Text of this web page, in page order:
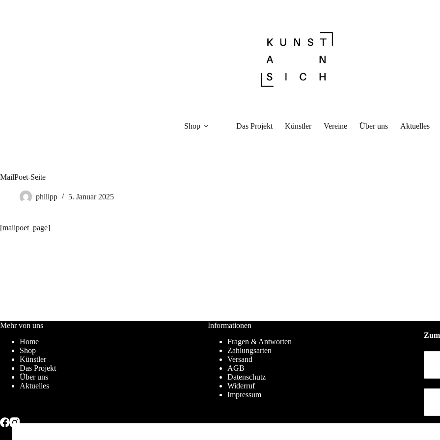
Shop Das Projekt Künstler Vereine Über uns Aktuelles
MailPoet-Seite
philipp 5. Januar 2025
[mailpoet_page]
Mehr von uns
Home
Shop
Künstler
Das Projekt
Über uns
Aktuelles
Informationen
Fragen & Antworten
Zahlungsarten
Versand
AGB
Datenschutz
Widerruf
Impressum